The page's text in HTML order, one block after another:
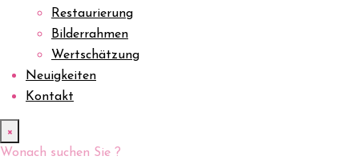
Restaurierung
Bilderrahmen
Wertschätzung
Neuigkeiten
Kontakt
×
Wonach suchen Sie ?